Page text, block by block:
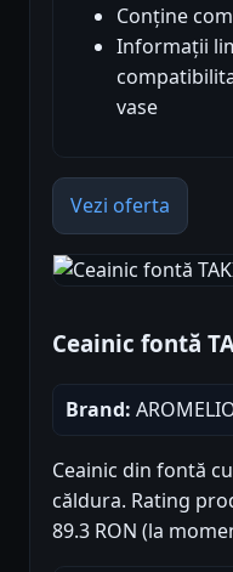
Conține
Informații
vase
Vezi oferta
Ceainic fontă
Brand:
Ceainic din fontă
căldura. Rating
89.3 RON (la